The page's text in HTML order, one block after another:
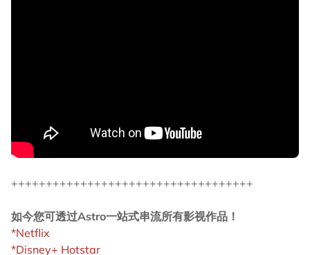
+++++++++++++++++++++++++++++++++++
如今您可透过Astro一站式串流所有影视作品！
*Netflix
*Disney+ Hotstar